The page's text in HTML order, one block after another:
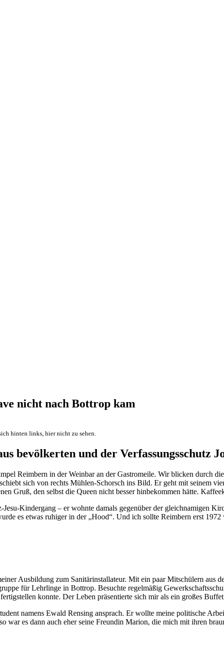
nicht nach Bottrop kam
hinten links, hier nicht zu sehen.
bevölkerten und der Verfassungsschutz
Reimbern in der Weinbar an der Gastromeile. Wir blicken durch
sich von rechts Mühlen-Schorsch ins Bild. Er geht mit seinem
Gruß, den selbst die Queen nicht besser hinbekommen hätte.
Kindergang – er wohnte damals gegenüber der gleichnamigen
es etwas ruhiger in der „Hood“. Und ich sollte Reimbern erst
Ausbildung zum Sanitärinstallateur. Mit ein paar Mitschülern aus
für Lehrlinge in Bottrop. Besuchte regelmäßig
konnte. Der Leben präsentierte sich mir als ein großes
namens Ewald Rensing ansprach. Er wollte meine politische
war es dann auch eher seine Freundin Marion, die mich mit ihren